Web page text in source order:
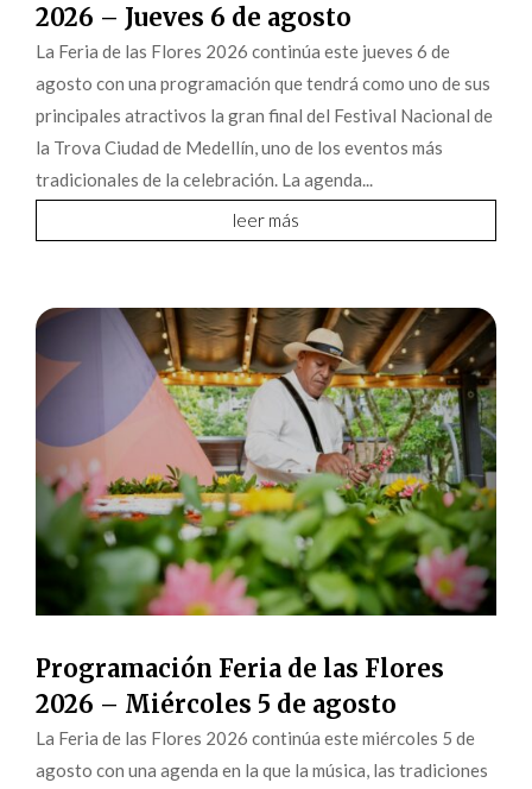
2026 – Jueves 6 de agosto
La Feria de las Flores 2026 continúa este jueves 6 de
agosto con una programación que tendrá como uno de sus
principales atractivos la gran final del Festival Nacional de
la Trova Ciudad de Medellín, uno de los eventos más
tradicionales de la celebración. La agenda...
leer más
Programación Feria de las Flores
2026 – Miércoles 5 de agosto
La Feria de las Flores 2026 continúa este miércoles 5 de
agosto con una agenda en la que la música, las tradiciones